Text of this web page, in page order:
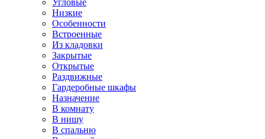
Угловые
Низкие
Особенности
Встроенные
Из кладовки
Закрытые
Открытые
Раздвижные
Гардеробные шкафы
Назначение
В комнату
В нишу
В спальню